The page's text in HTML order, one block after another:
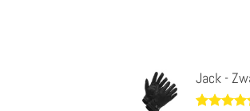
Jack -